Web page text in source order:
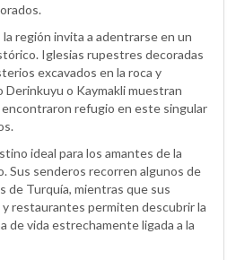
región invita a adentrarse en un
Iglesias rupestres decoradas
excavados en la roca y
o Kaymakli muestran
refugio en este singular
ideal para los amantes de la
Sus senderos recorren algunos de
de Turquía, mientras que sus
restaurantes permiten descubrir la
de vida estrechamente ligada a la